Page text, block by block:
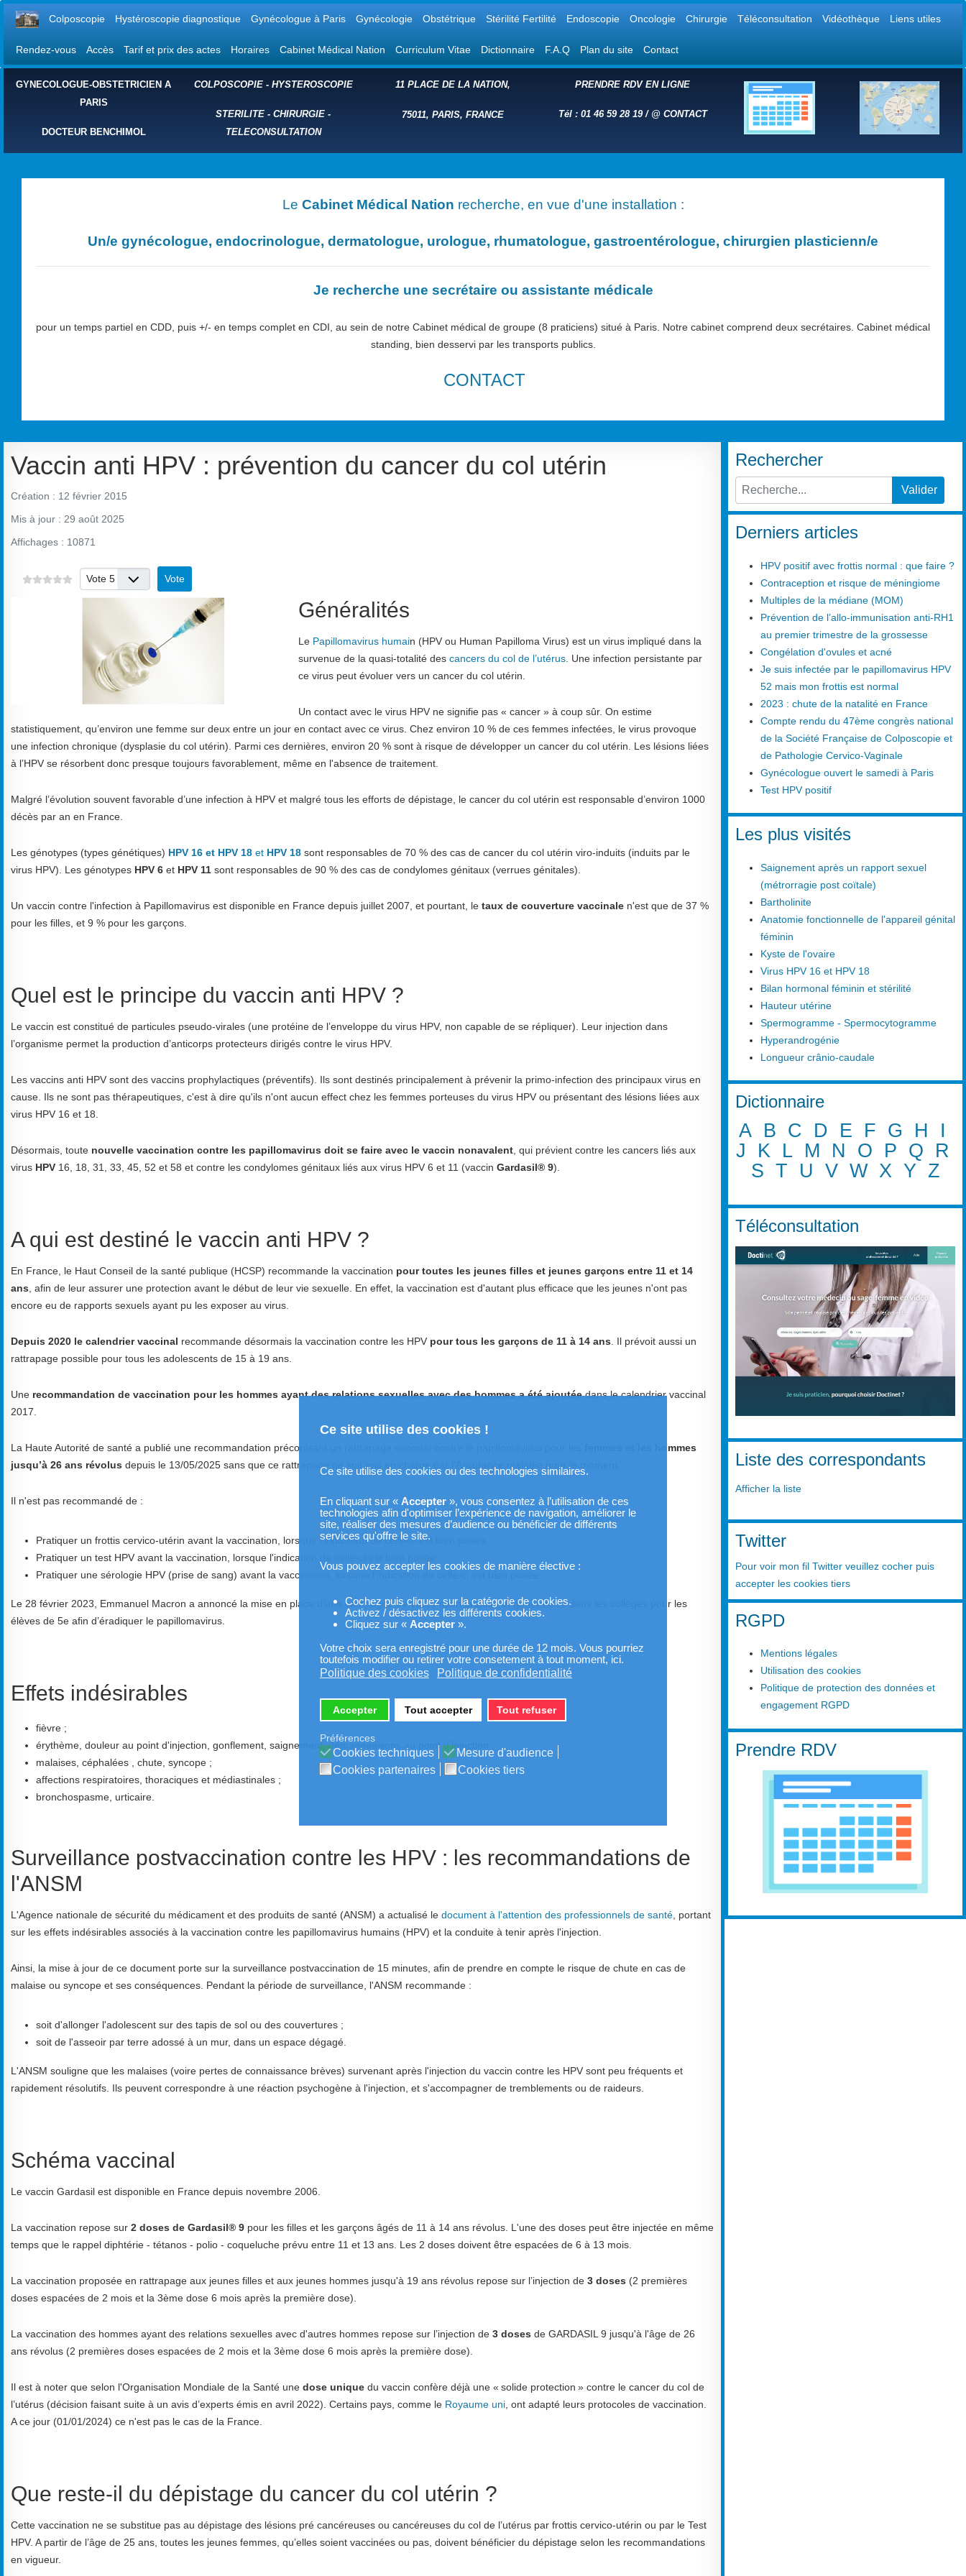
Ce site utilise des cookies !
Ce site utilise des cookies ou des technologies similaires.
En cliquant sur « Accepter», vous consentez à l’utilisation de ces
technologies afin d'optimiser l’expérience de navigation, améliorer le
site, réaliser des mesures d’audience ou bénéficier de différents
services qu'offre le site.
Vous pouvez accepter les cookies de manière élective :
Cochez puis cliquez sur la catégorie de cookies.
Activez / désactivez les différents cookies.
Cliquez sur « Accepter».
Votre choix sera enregistré pour une durée de 12 mois. Vous pourriez
toutefois modifier ou retirer votre consetement à tout moment, ici.
Politique des cookies Politique de confidentialité
Accepter Tout accepter Tout refuser
Préférences
Cookies techniques
Mesure d'audience
Cookies partenaires
Cookies tiers
Colposcopie Hystéroscopie diagnostique Gynécologue à Paris Gynécologie Obstétrique Stérilité Fertilité Endoscopie Oncologie Chirurgie Téléconsultation Vidéothèque Liens utiles
Rendez-vous Accès Tarif et prix des actes Horaires Cabinet Médical Nation Curriculum Vitae Dictionnaire F.A.Q Plan du site Contact
GYNECOLOGUE-OBSTETRICIEN A
PARIS
DOCTEUR BENCHIMOL
COLPOSCOPIE- HYSTEROSCOPIE
STERILITE -CHIRURGIE -
TELECONSULTATION
11 PLACE DE LA NATION,
75011, PARIS, FRANCE
PRENDRE RDV EN LIGNE
Tél : 01 46 59 28 19 / @ CONTACT
Le Cabinet Médical Nation recherche, en vue d'une installation :
Un/e gynécologue, endocrinologue, dermatologue, urologue, rhumatologue, gastroentérologue, chirurgien plasticienn/e
Je recherche une secrétaire ou assistante médicale
pour un temps partiel en CDD, puis +/- en temps complet en CDI, au sein de notre Cabinet médical de groupe (8 praticiens) situé à Paris. Notre cabinet comprend deux secrétaires. Cabinet médical
standing, bien desservi par les transports publics.
CONTACT
Vaccin anti HPV : prévention du cancer du col utérin
Création : 12 février 2015
Mis à jour : 29 août 2025
Affichages : 10871
Veuillez voter
Généralités
Le Papillomavirus humain (HPV ou Human Papilloma Virus) est un virus impliqué dans la
survenue de la quasi-totalité des cancers du col de l’utérus . Une infection persistante par
ce virus peut évoluer vers un cancer du col utérin.
Un contact avec le virus HPV ne signifie pas « cancer » à coup sûr. On estime
statistiquement, qu’environ une femme sur deux entre un jour en contact avec ce virus. Chez environ 10 % de ces femmes infectées, le virus provoque
une infection chronique (dysplasie du col utérin). Parmi ces dernières, environ 20 % sont à risque de développer un cancer du col utérin. Les lésions liées
à l’HPV se résorbent donc presque toujours favorablement, même en l'absence de traitement.
Malgré l’évolution souvent favorable d’une infection à HPV et malgré tous les efforts de dépistage, le cancer du col utérin est responsable d’environ 1000
décès par an en France.
Les génotypes (types génétiques) HPV 16 et HPV 18 et HPV 18 sont responsables de 70 % des cas de cancer du col utérin viro-induits (induits par le
virus HPV). Les génotypes HPV 6 et HPV 11 sont responsables de 90 % des cas de condylomes génitaux (verrues génitales).
Un vaccin contre l'infection à Papillomavirus est disponible en France depuis juillet 2007, et pourtant, le taux de couverture vaccinale n'est que de 37 %
pour les filles, et 9 % pour les garçons.
Quel est le principe du vaccin anti HPV ?
Le vaccin est constitué de particules pseudo-virales (une protéine de l’enveloppe du virus HPV, non capable de se répliquer). Leur injection dans
l’organisme permet la production d’anticorps protecteurs dirigés contre le virus HPV.
Les vaccins anti HPV sont des vaccins prophylactiques (préventifs). Ils sont destinés principalement à prévenir la primo-infection des principaux virus en
cause. Ils ne sont pas thérapeutiques, c'est à dire qu'ils n'ont aucun effect chez les femmes porteuses du virus HPV ou présentant des lésions liées aux
virus HPV 16 et 18.
Désormais, toute nouvelle vaccination contre les papillomavirus doit se faire avec le vaccin nonavalent , qui prévient contre les cancers liés aux
virus HPV 16, 18, 31, 33, 45, 52 et 58 et contre les condylomes génitaux liés aux virus HPV 6 et 11 (vaccin Gardasil® 9).
A qui est destiné le vaccin anti HPV ?
En France, le Haut Conseil de la santé publique (HCSP) recommande la vaccination pour toutes les jeunes filles et jeunes garçons entre 11 et 14
ans , afin de leur assurer une protection avant le début de leur vie sexuelle. En effet, la vaccination est d'autant plus efficace que les jeunes n'ont pas
encore eu de rapports sexuels ayant pu les exposer au virus
Depuis 2020 le calendrier vaccinal recommande désormais la vaccination contre les HPV pour tous les garçons de 11 à 14 ans . Il prévoit aussi un
rattrapage possible pour tous les adolescents de 15 à 19 ans.
Une recommandation de vaccination pour les hommes ayant des relations sexuelles avec des hommes a été ajoutéedans le calendrier vaccinal
2017.
La Haute Autorité de santé a publié une recommandation préconisant un rattrapage vaccinal contre le papillomavirus pour les
femmes et les hommes
jusqu’à 26 ans révolus depuis le 13/05/2025 sans que ce rattrapage ne soit pris en charge par l'Assurance maladie pour le moment.
Il n'est pas recommandé de :
Pratiquer un frottis cervico-utérin avant la vaccination, lorsque l'indication de celle-ci est bien posée ;
Pratiquer un test HPV avant la vaccination, lorsque l'indication de celle-ci est bien posée ;
Pratiquer une sérologie HPV (prise de sang) avant la vaccination, lorsque l'indication de celle-ci est bien posée.
Le 28 février 2023, Emmanuel Macron a annoncé la mise en place d’une campagne de vaccination gratuite et généralisée dans les collèges pour les
élèves de 5e afin d’éradiquer le papillomavirus.
Effets indésirables
fièvre ;
érythème, douleur au point d'injection, gonflement, saignement, démangeaisons au point d’injection ;
malaises, céphalées , chute, syncope ;
affections respiratoires, thoraciques et médiastinales ;
bronchospasme, urticaire.
Surveillance postvaccination contre les HPV : les recommandations de
l'ANSM
L'Agence nationale de sécurité du médicament et des produits de santé (ANSM) a actualisé le document à l'attention des professionnels de santé , portant
sur les effets indésirables associés à la vaccination contre les papillomavirus humains (HPV) et la conduite à tenir après l'injection.
Ainsi, la mise à jour de ce document porte sur la surveillance postvaccination de 15 minutes, afin de prendre en compte le risque de chute en cas de
malaise ou syncope et ses conséquences. Pendant la période de surveillance, l'ANSM recommande :
soit d'allonger l'adolescent sur des tapis de sol ou des couvertures ;
soit de l'asseoir par terre adossé à un mur, dans un espace dégagé.
L'ANSM souligne que les malaises (voire pertes de connaissance brèves) survenant après l'injection du vaccin contre les HPV sont peu fréquents et
rapidement résolutifs. Ils peuvent correspondre à une réaction psychogène à l'injection, et s'accompagner de tremblements ou de raideurs.
Schéma vaccinal
Le vaccin Gardasil est disponible en France depuis novembre 2006.
La vaccination repose sur 2 doses de Gardasil® 9 pour les filles et les garçons âgés de 11 à 14 ans révolus. L'une des doses peut être injectée en même
temps que le rappel diphtérie - tétanos - polio - coqueluche prévu entre 11 et 13 ans. Les 2 doses doivent être espacées de 6 à 13 mois.
La vaccination proposée en rattrapage aux jeunes filles et aux jeunes hommes jusqu'à 19 ans révolus repose sur l’injection de 3 doses (2 premières
doses espacées de 2 mois et la 3ème dose 6 mois après la première dose).
La vaccination des hommes ayant des relations sexuelles avec d'autres hommes repose sur l’injection de 3 doses de GARDASIL 9 jusqu'à l'âge de 26
ans révolus (2 premières doses espacées de 2 mois et la 3ème dose 6 mois après la première dose).
Il est à noter que selon l'Organisation Mondiale de la Santé une dose unique du vaccin confère déjà une « solide protection » contre le cancer du col de
l’utérus (décision faisant suite à un avis d’experts émis en avril 2022). Certains pays, comme le Royaume uni , ont adapté leurs protocoles de vaccination.
A ce jour (01/01/2024) ce n'est pas le cas de la France.
Que reste-il du dépistage du cancer du col utérin ?
Cette vaccination ne se substitue pas au dépistage des lésions pré cancéreuses ou cancéreuses du col de l’utérus par frottis cervico-utérin ou par le Test
HPV. A partir de l’âge de 25 ans, toutes les jeunes femmes, qu’elles soient vaccinées ou pas, doivent bénéficier du dépistage selon les recommandations
en vigueur.
Rechercher
Type 2 or more characters for results.
Valider
Derniers articles
HPV positif avec frottis normal : que faire ?
Contraception et risque de méningiome
Multiples de la médiane (MOM)
Prévention de l’allo-immunisation anti-RH1
au premier trimestre de la grossesse
Congélation d'ovules et acné
Je suis infectée par le papillomavirus HPV
52 mais mon frottis est normal
2023 : chute de la natalité en France
Compte rendu du 47ème congrès national
de la Société Française de Colposcopie et
de Pathologie Cervico-Vaginale
Gynécologue ouvert le samedi à Paris
Test HPV positif
Les plus visités
Saignement après un rapport sexuel
(métrorragie post coïtale)
Bartholinite
Anatomie fonctionnelle de l'appareil génital
féminin
Kyste de l'ovaire
Virus HPV 16 et HPV 18
Bilan hormonal féminin et stérilité
Hauteur utérine
Spermogramme - Spermocytogramme
Hyperandrogénie
Longueur crânio-caudale
Dictionnaire
A B C D E F G H
I
J
K L M N O P Q
R
S T U V W X Y Z
Téléconsultation
Liste des correspondants
Afficher la liste
Twitter
Pour voir mon fil Twitter veuillez cocher puis
accepter les cookies tiers
RGPD
Mentions légales
Utilisation des cookies
Politique de protection des données et
engagement RGPD
Prendre RDV